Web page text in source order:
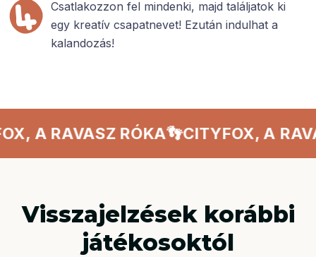
Csatlakozzon fel mindenki, majd találjatok ki
egy kreatív csapatnevet! Ezután indulhat a
kalandozás!
A RAVASZ RÓKA👣CITYFOX, A
Visszajelzések korábbi
játékosoktól